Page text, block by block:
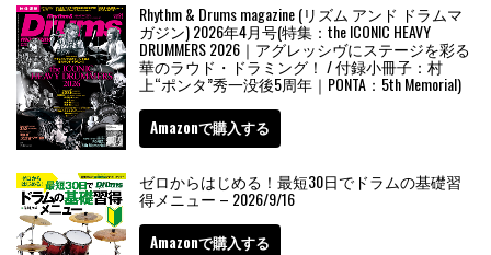
Rhythm & Drums magazine (リズム アンド ドラムマ
ガジン) 2026年4月号(特集：the ICONIC HEAVY
DRUMMERS 2026｜アグレッシヴにステージを彩る
華のラウド・ドラミング！ / 付録小冊子：村
上“ポンタ”秀一没後5周年｜PONTA：5th Memorial)
Amazonで購入する
ゼロからはじめる！最短30日でドラムの基礎習
得メニュー – 2026/9/16
Amazonで購入する